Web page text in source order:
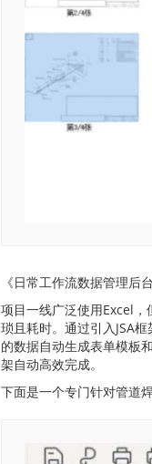
《日常工作流数据管理后台
项目一线广泛使用Excel
琐且耗时。通过引入JSA
的数据自动生成表单模板
架自动高效完成。
下面是一个专门针对管道